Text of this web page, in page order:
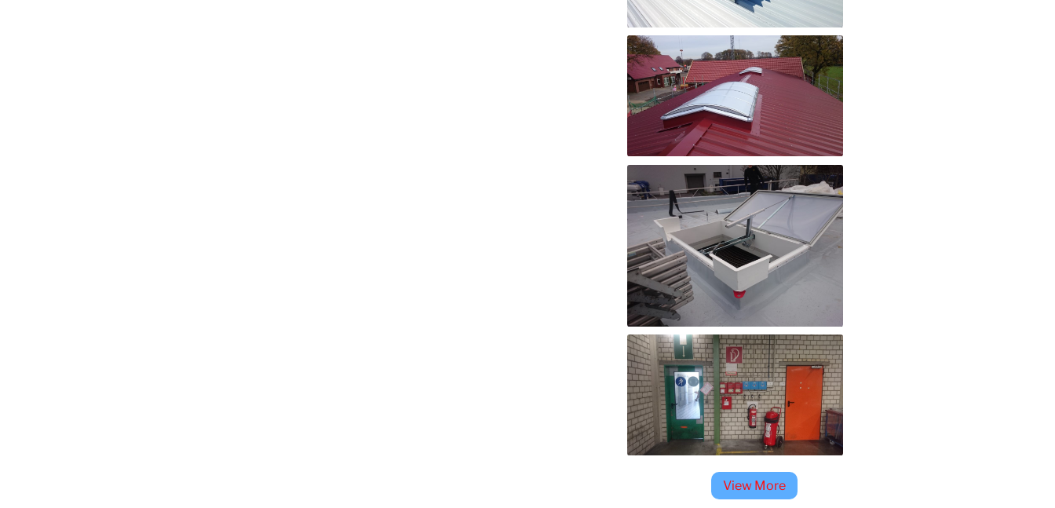
View More